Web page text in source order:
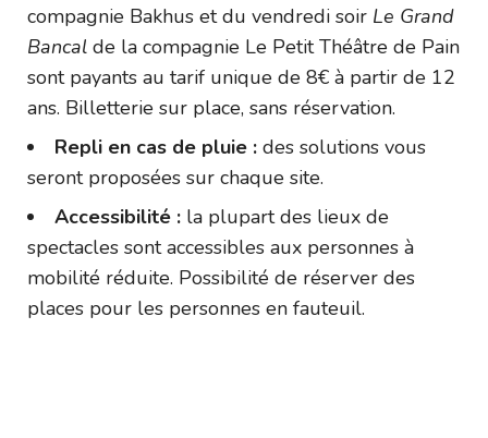
compagnie Bakhus et du vendredi soir Le Grand
Bancal de la compagnie Le Petit Théâtre de Pain
sont payants au tarif unique de 8€ à partir de 12
ans. Billetterie sur place, sans réservation.
Repli en cas de pluie : des solutions vous
seront proposées sur chaque site.
Accessibilité : la plupart des lieux de
spectacles sont accessibles aux personnes à
mobilité réduite. Possibilité de réserver des
places pour les personnes en fauteuil.